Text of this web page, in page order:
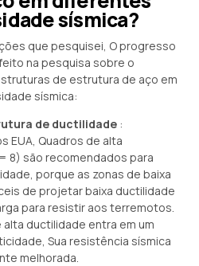
sísmica?
que pesquisei, O progresso
na pesquisa sobre o
de estrutura de aço em
sísmica:
de ductilidade :
EUA, Quadros de alta
8) são recomendados para
porque as zonas de baixa
de projetar baixa ductilidade
para resistir aos terremotos.
alta ductilidade entra em um
Sua resistência sísmica
melhorada.